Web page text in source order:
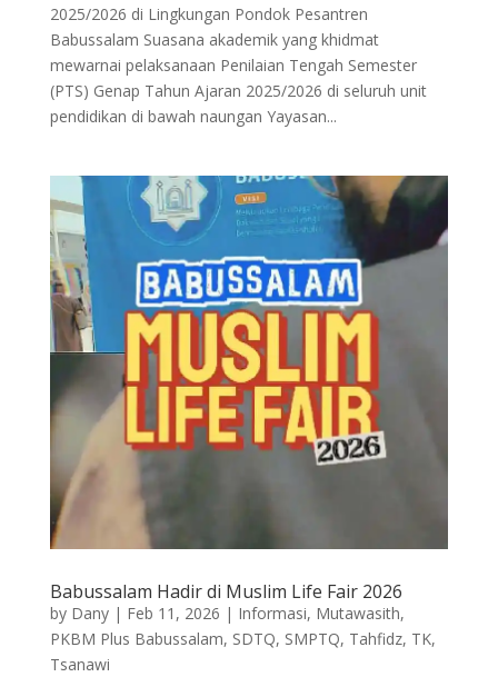
2025/2026 di Lingkungan Pondok Pesantren
Babussalam Suasana akademik yang khidmat
mewarnai pelaksanaan Penilaian Tengah Semester
(PTS) Genap Tahun Ajaran 2025/2026 di seluruh unit
pendidikan di bawah naungan Yayasan...
Babussalam Hadir di Muslim Life Fair 2026
by Dany| Feb 11, 2026 | Informasi, Mutawasith,
PKBM Plus Babussalam, SDTQ, SMPTQ, Tahfidz, TK,
Tsanawi